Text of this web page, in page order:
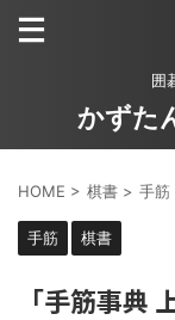
囲
かずた
HOME > 棋書 > 手筋
手筋 棋書
「手筋事典